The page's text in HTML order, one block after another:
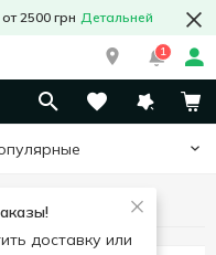
2500 грн Детальней
1
доставку или